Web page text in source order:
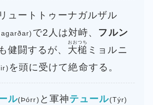
ュートトゥーナガルザル
で2人は対峙、 フルン
健闘するが、 大槌
おおつち
ミョルニ
を頭に受けて絶命する。
ル(Þórr) と軍神テュール(Týr)